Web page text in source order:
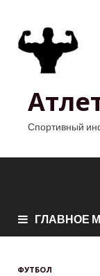
Спортивный
ГЛАВНОЕ
ФУТБОЛ